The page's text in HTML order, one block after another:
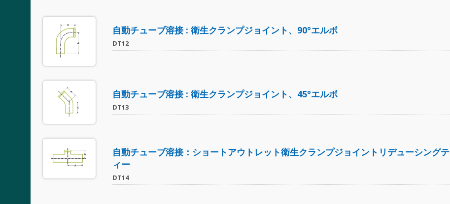
自動チューブ溶接 : 衛生クランプジョイント、90ºエルボ
DT12
自動チューブ溶接 : 衛生クランプジョイント、45ºエルボ
DT13
自動チューブ溶接：ショートアウトレット衛生クランプジョイントリデューシングテ
ィー
DT14